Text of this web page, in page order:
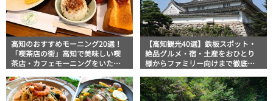
高知のおすすめモーニング20選！
「喫茶店の街」高知で美味しい喫
茶店・カフェモーニングをいただ
【高知観光40選】鉄板スポット・
絶品グルメ・宿・土産をおひとり
様からファミリー向けまで徹底解